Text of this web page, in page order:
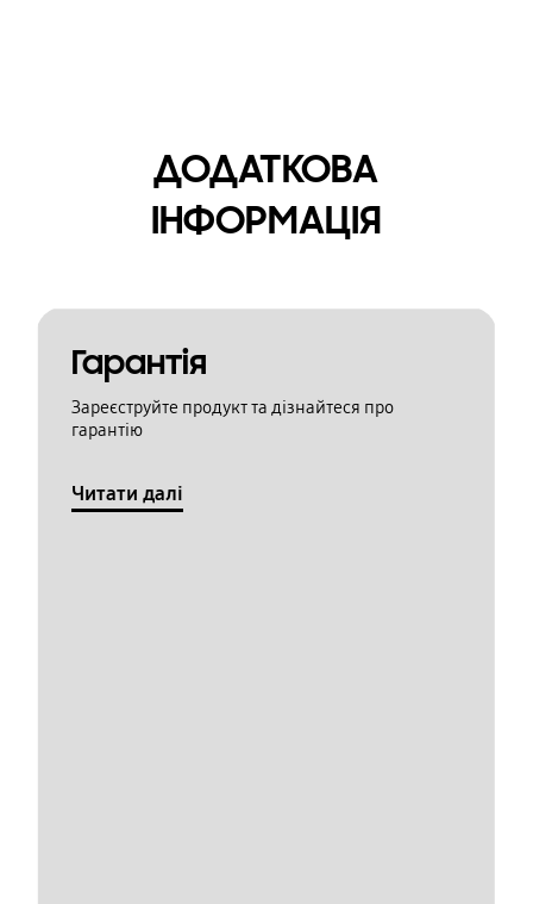
ДОДАТКОВА
ІНФОРМАЦІЯ
Гарантія
Зареєструйте продукт та дізнайтеся про
гарантію
Читати далі